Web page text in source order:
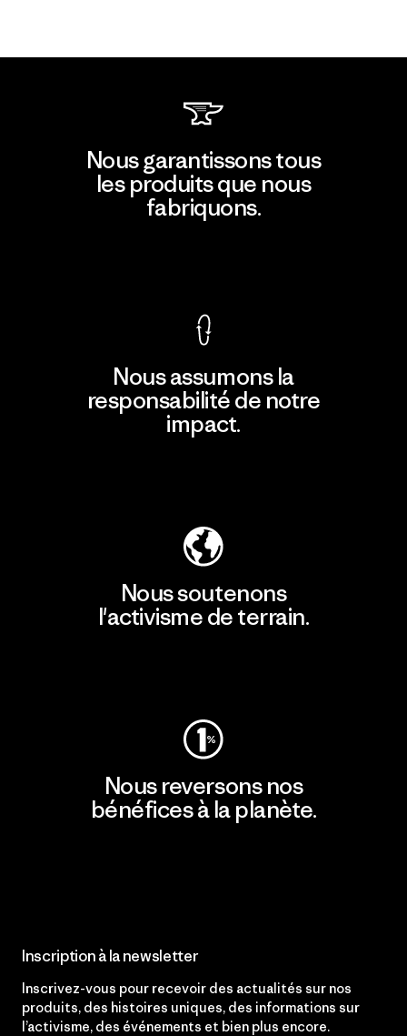
Nous garantissons tous
les produits que nous
fabriquons.
Nous assumons la
responsabilité de notre
impact.
Nous soutenons
l'activisme de terrain.
Nous reversons nos
bénéfices à la planète.
Inscription à la newsletter
Inscrivez-vous pour recevoir des actualités sur nos
produits, des histoires uniques, des informations sur
l’activisme, des événements et bien plus encore.